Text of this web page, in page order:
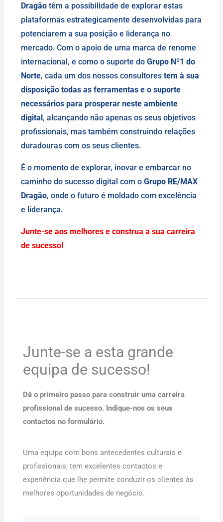
Dragão têm a possibilidade de explorar estas
plataformas estrategicamente desenvolvidas para
potenciarem a sua posição e liderança no
mercado. Com o apoio de uma marca de renome
internacional, e como o suporte doGrupo Nº1 do
Norte, cada um dos nossos consultorestem à sua
disposição todas as ferramentas e o suporte
necessários para prosperar neste ambiente
digital, alcançando não apenas os seus objetivos
profissionais, mas também construindo relações
duradouras com os seus clientes.
É o momento de explorar, inovar e embarcar no
caminho do sucesso digital com oGrupo RE/MAX
Dragão, onde o futuro é moldado com excelência
e liderança.
Junte-se aos melhores e construa a sua carreira
de sucesso!
Junte-se a esta grande
equipa de sucesso!
Dê o primeiro passo para construir uma carreira
profissional de sucesso. Indique-nos os seus
contactos no formulário.
Uma equipa com bons antecedentes culturais e
profissionais, tem excelentes contactos e
experiência que lhe permite conduzir os clientes às
melhores oportunidades de negócio.